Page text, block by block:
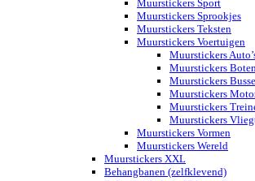
Muurstickers Sport
Muurstickers Sprookjes
Muurstickers Teksten
Muurstickers Voertuigen
Muurstickers
Muurstickers
Muurstickers
Muurstickers
Muurstickers
Muurstickers
Muurstickers Vormen
Muurstickers Wereld
Muurstickers XXL
Behangbanen (zelfklevend)